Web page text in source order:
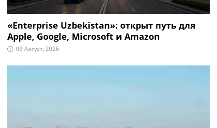
«Enterprise Uzbekistan»: открыт путь для
Apple, Google, Microsoft и Amazon
09 Август, 2026